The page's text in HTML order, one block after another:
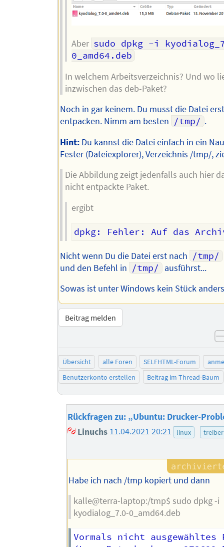
Aber sudo dpkg -i
0_amd64.deb
In welchem Arbeitsverzeichnis? Und wo
inzwischen das deb-Paket?
Noch in gar keinem. Du musst die Datei erst
entpacken. Nimm am besten /tmp/ .
Hint:Du kannst die Datei einfach in ein
Fester (Dateiexplorer), Verzeichnis /tmp/,
Die Abbildung zeigt jedenfalls auch hier
nicht entpackte Paket.
ergibt
Nicht wenn Du die Datei erst nach /tmp/
und den Befehl in /tmp/
ausführst...
Sowas ist unter Windows kein Stück
Beitrag melden
Übersicht alle Foren SELFHTML-Forum
Benutzerkonto erstellen
Beitrag im Thread-Baum
Rückfragen zu: „Ubuntu: Drucker-
Linuchs 11.04.2021 20:21 linux treiber
Habe ich nach /tmp kopiert und dann
kalle@terra-laptop:/tmp$ sudo dpkg -i
kyodialog_7.0-0_amd64.deb
Vormals nicht